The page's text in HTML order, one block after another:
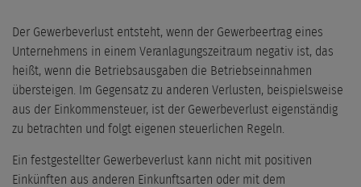
Der Gewerbeverlust entsteht, wenn der Gewerbeertrag eines
Unternehmens in einem Veranlagungszeitraum negativ ist, das
heißt, wenn die Betriebsausgaben die Betriebseinnahmen
übersteigen. Im Gegensatz zu anderen Verlusten, beispielsweise
aus der Einkommensteuer, ist der Gewerbeverlust eigenständig
zu betrachten und folgt eigenen steuerlichen Regeln.
Ein festgestellter Gewerbeverlust kann nicht mit positiven
Einkünften aus anderen Einkunftsarten oder mit dem